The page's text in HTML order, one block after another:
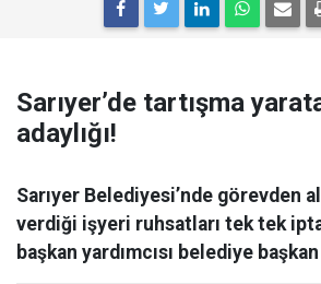
Sarıyer’de tartışma
adaylığı!
Sarıyer Belediyesi’nde görevden
verdiği işyeri ruhsatları tek tek
başkan yardımcısı belediye